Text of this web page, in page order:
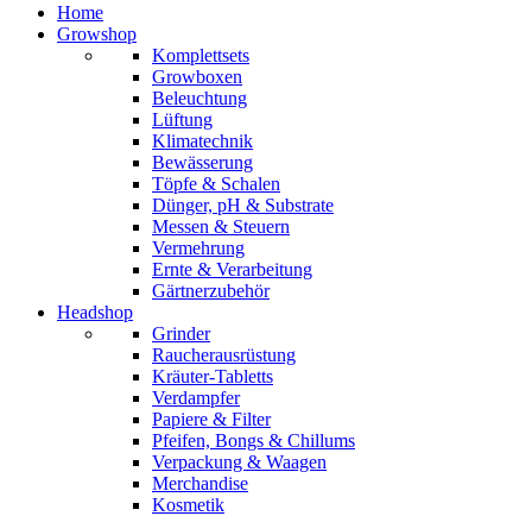
Home
Growshop
Komplettsets
Growboxen
Beleuchtung
Lüftung
Klimatechnik
Bewässerung
Töpfe & Schalen
Dünger, pH & Substrate
Messen & Steuern
Vermehrung
Ernte & Verarbeitung
Gärtnerzubehör
Headshop
Grinder
Raucherausrüstung
Kräuter-Tabletts
Verdampfer
Papiere & Filter
Pfeifen, Bongs & Chillums
Verpackung & Waagen
Merchandise
Kosmetik